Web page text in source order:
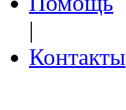
|
Контакты